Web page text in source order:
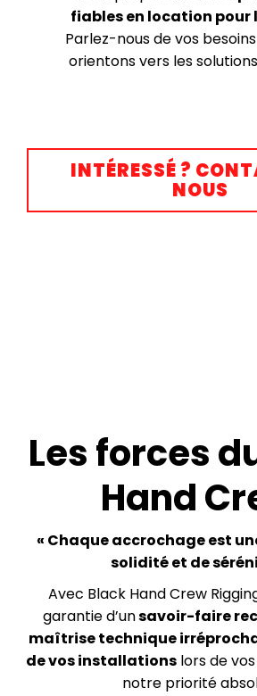
fiables en location pour
Parlez-nous de vos
orientons vers les
INTÉRESSÉ ?
NOUS
Les forces
Hand
« Chaque accrochage est
solidité et de
Avec Black Hand Crew
garantie d’unsavoir-faire
maîtrise technique
de vos installations lors de
notre priorité